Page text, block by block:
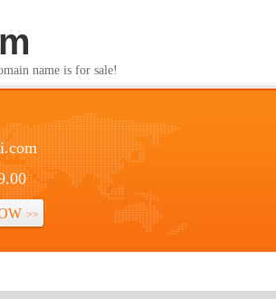
name is for sale!
>>